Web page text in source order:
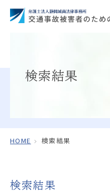
検索結果
HOME 検索結果
検索結果